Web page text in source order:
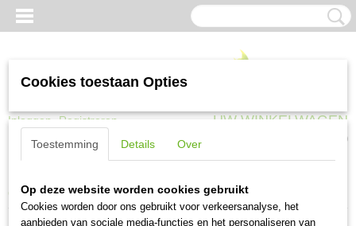
Inloggen Registreren UW WINKELWAGEN
(0)
Gpak4 4,0 mm x 5,0 meter 8 stuks
Cookies toestaan Opties
Toestemming Details Over
Op deze website worden cookies gebruikt
Cookies worden door ons gebruikt voor verkeersanalyse, het
aanbieden van sociale media-functies en het personaliseren van